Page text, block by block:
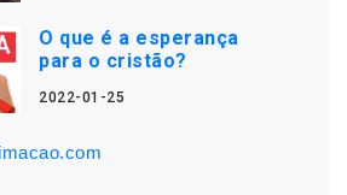
O que é a esperança
para o cristão?
2022-01-25